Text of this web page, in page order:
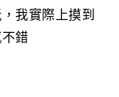
我實際上摸到
錯